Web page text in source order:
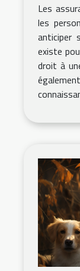
Les
les
anticiper
existe
droit à